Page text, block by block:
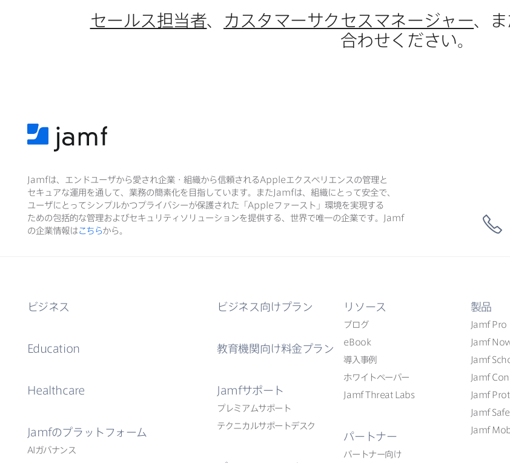
セールス担当者、 カスタマーサクセスマネージャー、​
合わせください。
Jamfは、​エンドユーザから​愛され企業・組織から​信頼されるApple エクスペリエンスの​管理と​
セキュアな​運用を​通して、​業務の​簡素化を​目指しています。​また Jamfは、​組織に​とって​安全で、​
ユーザに​とって​シンプルかつプライバシーが​保護された​「 Apple ファースト」環境を​実現する​
ための​包括的な​管理および​セキュリティソリューションを​提供する、​世界で​唯一の​企業です。
Jamf
の​企業情報はこちらから。
ビジネス
Education
Healthcare
Jamfの​プラットフォーム
AI ガバナンス
ビジネス向けプラン
教育機関向け料金プラン
Jamfサポート
プレミアムサポート
テクニカルサポートデスク
リソース
ブログ
eBook
導入事例
ホワイトペーパー
Jamf Threat Labs
パートナー
パートナー向け
製品
Jamf Pro
Jamf
Jamf
Jamf
Jamf
Jamf
Jamf